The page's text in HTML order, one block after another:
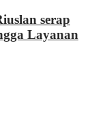
serap
Layanan